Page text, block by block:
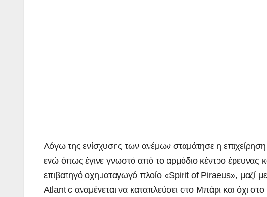
Λόγω της ενίσχυσης των ανέμων σταμάτησε η επιχείρηση
ενώ όπως έγινε γνωστό από το αρμόδιο κέντρο έρευνας
επιβατηγό οχηματαγωγό πλοίο «Spirit of Piraeus», μαζί
Atlantic αναμένεται να καταπλεύσει στο Μπάρι και όχι στο